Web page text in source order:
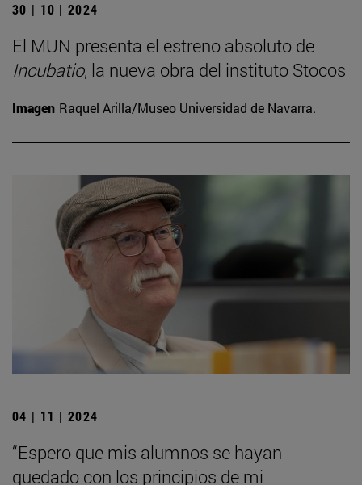
30 | 10 | 2024
El MUN presenta el estreno absoluto de
Incubatio, la nueva obra del instituto Stocos
Imagen Raquel Arilla/Museo Universidad de Navarra.
04 | 11 | 2024
“Espero que mis alumnos se hayan
quedado con los principios de mi